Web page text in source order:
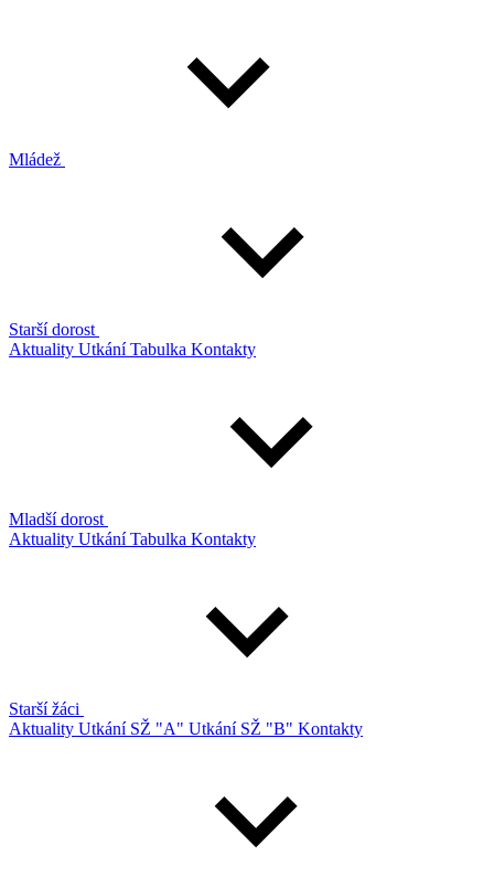
Mládež
Starší dorost
Aktuality UtkáníTabulka Kontakty
Mladší dorost
Aktuality UtkáníTabulka Kontakty
Starší žáci
Aktuality Utkání SŽ "A" Utkání SŽ "B" Kontakty